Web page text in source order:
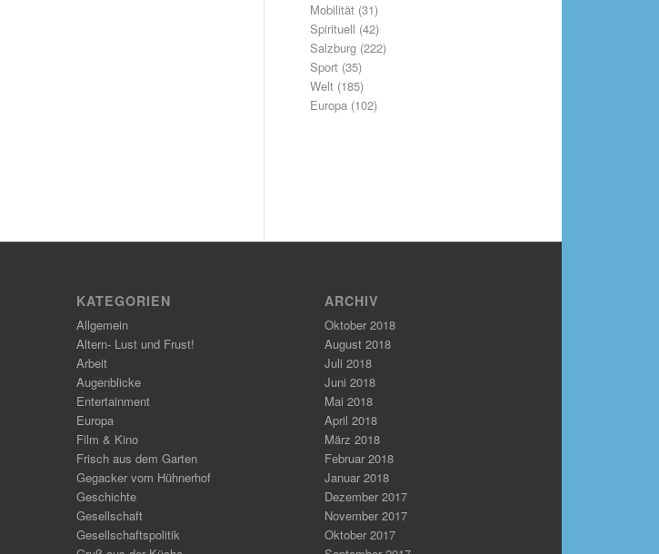
Mobilität(31)
Spirituell (42)
Salzburg(222)
Sport(35)
Welt(185)
Europa(102)
KATEGORIEN
Allgemein
Altern- Lust und Frust!
Arbeit
Augenblicke
Entertainment
Europa
Film & Kino
Frisch aus dem Garten
Gegacker vom Hühnerhof
Geschichte
Gesellschaft
Gesellschaftspolitik
ARCHIV
Oktober 2018
August 2018
Juli 2018
Juni 2018
Mai 2018
April 2018
März 2018
Februar 2018
Januar 2018
Dezember 2017
November 2017
Oktober 2017